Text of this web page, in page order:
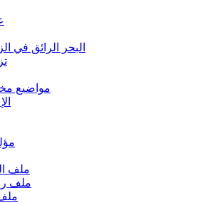
البحر الرائق في
مواضيع
ملف
ملف